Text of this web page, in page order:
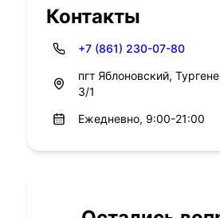
Контакты
+7 (861) 230-07-80
пгт Яблоновский,
3/1
Ежедневно, 9:00-21:00